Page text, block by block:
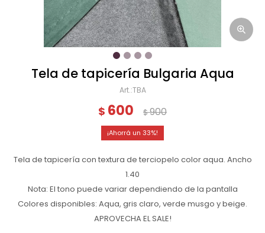
Tela de tapicería Bulgaria Aqua
TBA
$ 600 $900
33
Tela de tapicería con textura de terciopelo color aqua. Ancho
1.40
Nota: El tono puede variar dependiendo de la pantalla
Colores disponibles: Aqua, gris claro, verde musgo y beige.
APROVECHA EL SALE!